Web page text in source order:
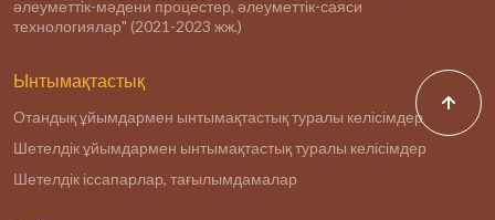
әлеуметтік-мәдени процестер, әлеуметтік-саяси
технологиялар" (2021-2023 жж.)
Ынтымақтастық
Отандық ұйымдармен ынтымақтастық туралы келісімдер
Шетелдік ұйымдармен ынтымақтастық туралы келісімдер
Шетелдік іссапарлар, тағылымдамалар